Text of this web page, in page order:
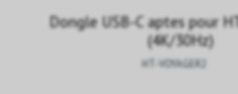
Dongle USB-C aptes pour
(4K/30Hz)
HT-VOYAGER2